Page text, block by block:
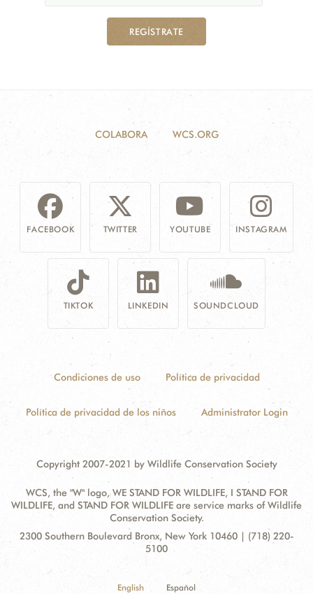
REGÍSTRATE
COLABORA WCS.ORG
FACEBOOK TWITTER YOUTUBE INSTAGRAM
TIKTOK LINKEDIN SOUNDCLOUD
Condiciones de uso Política de privacidad
Política de privacidad de los niños Administrator Login
Copyright 2007-2021 by Wildlife Conservation Society
WCS, the "W" logo, WE STAND FOR WILDLIFE, I STAND FOR
WILDLIFE, and STAND FOR WILDLIFE are service marks of Wildlife
Conservation Society.
Contact
Address:
2300 Southern Boulevard Bronx, New York 10460 | (718) 220-
5100
English Español